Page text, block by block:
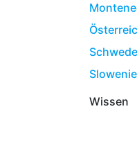
Wissen